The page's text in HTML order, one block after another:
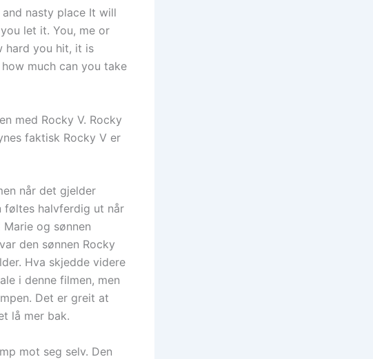
and nasty place It will
let it. You, me or
hard you hit, it is
much can you take
med Rocky V. Rocky
faktisk Rocky V er
når det gjelder
føltes halvferdig ut når
og sønnen
den sønnen Rocky
Hva skjedde videre
i denne filmen, men
Det er greit at
lå mer bak.
mot seg selv. Den